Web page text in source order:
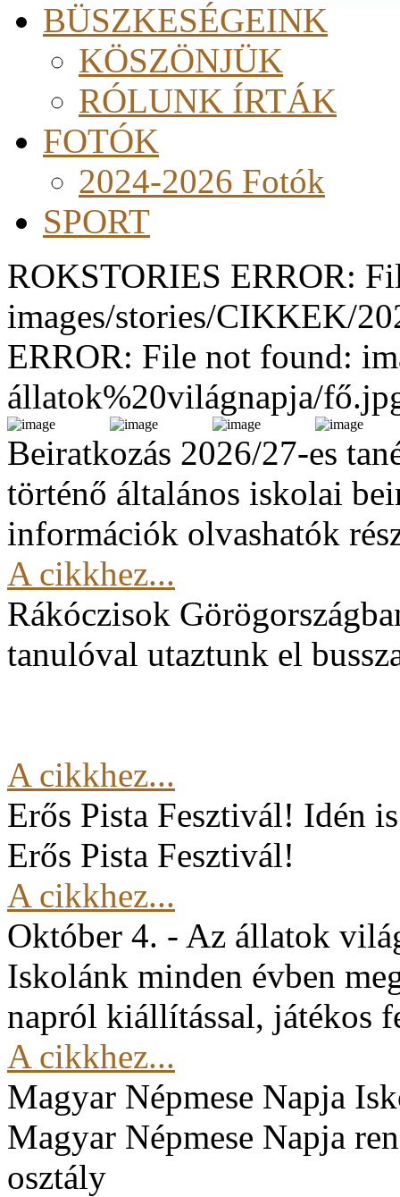
BÜSZKESÉGEINK
KÖSZÖNJÜK
RÓLUNK ÍRTÁK
FOTÓK
2024-2026 Fotók
SPORT
ROKSTORIES ERROR:
images/stories/CIKKEK/
ERROR: File not found:
állatok%20világnapja/
Beiratkozás 2026/27-es
történő általános iskolai
információk olvashatók
A cikkhez...
Rákóczisok
tanulóval utaztunk el
A cikkhez...
Erős Pista Fesztivál! Idén
Erős Pista Fesztivál!
A cikkhez...
Október 4. - Az állatok
Iskolánk minden évben
napról kiállítással, játékos
A cikkhez...
Magyar Népmese Napja
Magyar Népmese Napja
osztály